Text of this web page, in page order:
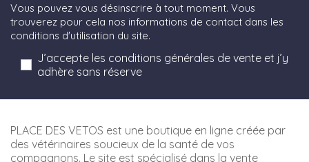
Vous pouvez vous désinscrire à tout moment. Vous
trouverez pour cela nos informations de contact dans les
conditions d'utilisation du site.
J’accepte les conditions générales de vente et j’y
adhère sans réserve
PLACE DES VETOS est une boutique en ligne créée par
des vétérinaires soucieux de la santé de vos
compagnons. Le site est spécialisé dans la vente